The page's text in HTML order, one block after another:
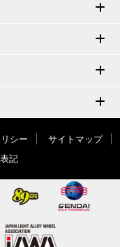
シー
サイトマップ
記